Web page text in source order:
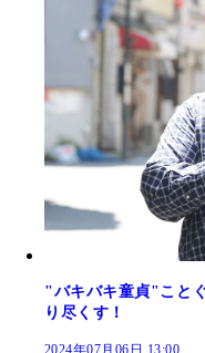
"バキバキ童貞"こと
り尽くす！
2024年07月06日 13:00